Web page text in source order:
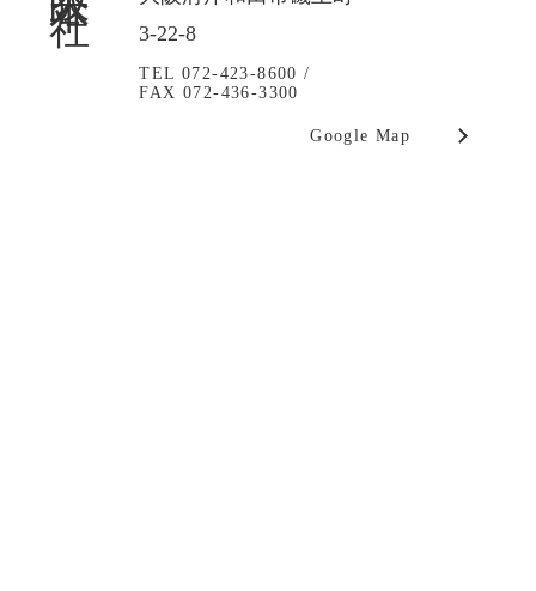
3-22-8
TEL 072-423-8600 /
FAX 072-436-3300
Google Map